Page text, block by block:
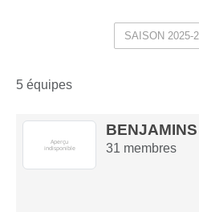
5 équipes
BENJAMINS
31 membres